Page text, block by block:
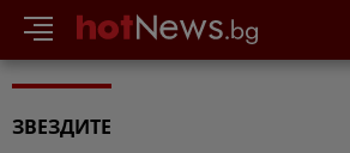
ЗВЕЗДИТЕ